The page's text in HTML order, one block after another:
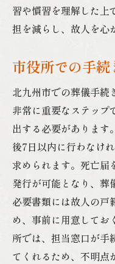
習や慣習を理解した上
担を減らし、故人を心
市役所での手続
北九州市での葬儀手続
非常に重要なステップ
出する必要があります
後7日以内に行わなけ
求められます。死亡届
発行が可能となり、葬
必要書類には故人の戸
め、事前に用意してお
所では、担当窓口が手
てくれるため、不明点